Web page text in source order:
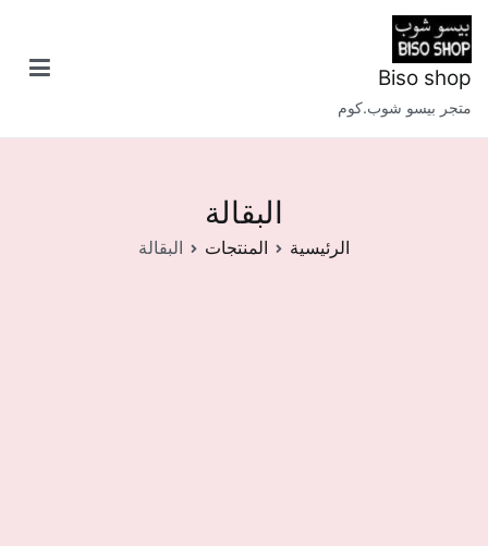
تخطى
إلى
المحتوى
Biso shop
متجر بيسو شوب.كوم
البقالة
الرئيسية المنتجات البقالة